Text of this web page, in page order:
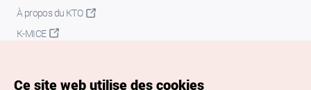
À propos du KTO
K-MICE
Ce site web utilise des cookies